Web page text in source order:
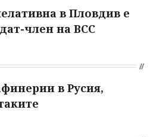
в Пловдив е
член на ВСС
в Русия,